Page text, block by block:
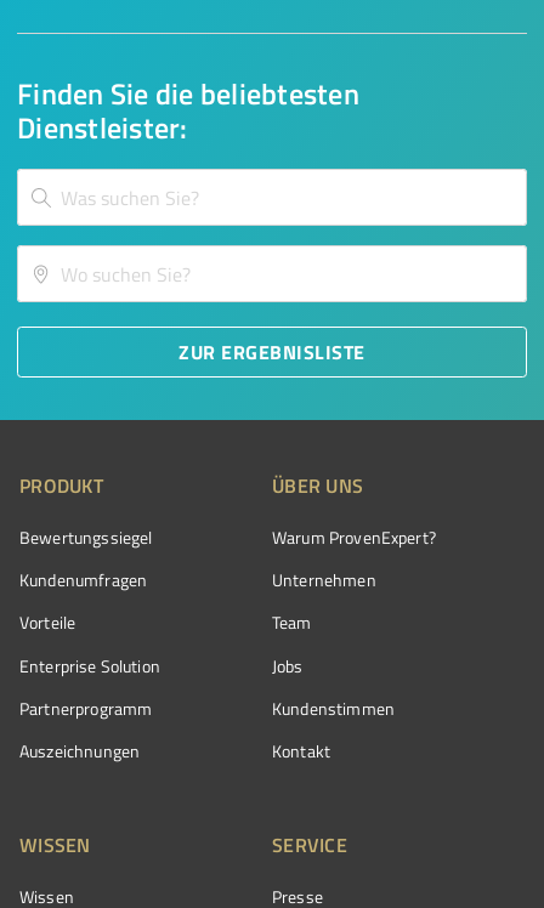
Finden Sie die beliebtesten
Dienstleister:
ZUR ERGEBNISLISTE
PRODUKT
Bewertungssiegel
Kundenumfragen
Vorteile
Enterprise Solution
Partnerprogramm
Auszeichnungen
ÜBER UNS
Warum ProvenExpert?
Unternehmen
Team
Jobs
Kundenstimmen
Kontakt
WISSEN
Wissen
SERVICE
Presse